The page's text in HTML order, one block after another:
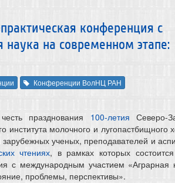
конференция с
на современном этапе:
Конференции ВолНЦ РАН
празднования 100-летия Северо-
института молочного и лугопастбищного
ученых, преподавателей и
чтениях, в рамках которых
с международным участием «Аграрная
проблемы, перспективы».